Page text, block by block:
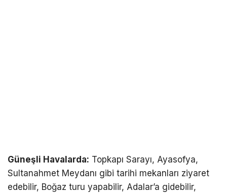
Güneşli Havalarda: Topkapı Sarayı, Ayasofya,
Sultanahmet Meydanı gibi tarihi mekanları ziyaret
edebilir, Boğaz turu yapabilir, Adalar’a gidebilir,